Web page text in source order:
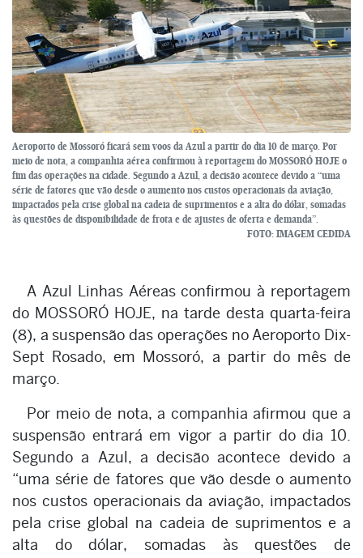
Aeroporto de Mossoró ficará sem voos da Azul a partir do dia 10 de março. Por
meio de nota, a companhia aérea confirmou à reportagem do MOSSORÓ HOJE o
fim das operações na cidade. Segundo a Azul, a decisão acontece devido a “uma
série de fatores que vão desde o aumento nos custos operacionais da aviação,
impactados pela crise global na cadeia de suprimentos e a alta do dólar, somadas
às questões de disponibilidade de frota e de ajustes de oferta e demanda”.
FOTO: IMAGEM CEDIDA
A Azul Linhas Aéreas confirmou à reportagem
do MOSSORÓ HOJE, na tarde desta quarta-feira
(8), a suspensão das operações no Aeroporto Dix-
Sept Rosado, em Mossoró, a partir do mês de
março.
Por meio de nota, a companhia afirmou que a
suspensão entrará em vigor a partir do dia 10.
Segundo a Azul, a decisão acontece devido a
“uma série de fatores que vão desde o aumento
nos custos operacionais da aviação, impactados
pela crise global na cadeia de suprimentos e a
alta do dólar, somadas às questões de